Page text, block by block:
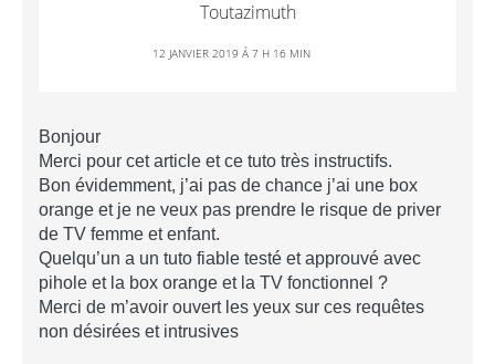
Toutazimuth
12 JANVIER 2019 Á 7 H 16 MIN
Bonjour
Merci pour cet article et ce tuto très instructifs.
Bon évidemment, j’ai pas de chance j’ai une box
orange et je ne veux pas prendre le risque de priver
de TV femme et enfant.
Quelqu’un a un tuto fiable testé et approuvé avec
pihole et la box orange et la TV fonctionnel ?
Merci de m’avoir ouvert les yeux sur ces requêtes
non désirées et intrusives